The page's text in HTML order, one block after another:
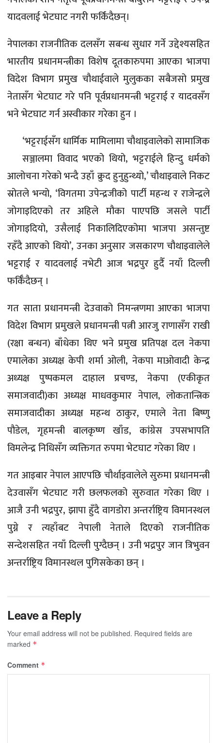
यादवलाई भेटघाट नगरी फर्किंदैछन्।
नेपालका राजनीतिक दलसँग सबन्ध सुधार गर्ने उद्देश्यसहित
भारतीय प्रधानमन्त्रीका विशेष दूतकारुपमा आएका भाजपा
विदेश विभाग प्रमुख चौथाईवाले मुलुकका सबैजसो प्रमुख
नेतासँग भेटघाट गरे पनि पूर्वप्रधानमन्त्री भट्टराई र यादवसँग
भने भेटघाट गर्न अस्वीकार गरेका हुन ।
‘भट्टराईसँग धार्मिक मामिलामा चौथाइवालेको सामाजिक
सञ्जालमा विवाद भएको थियो, भट्टराईले हिन्दु धर्मको
आलोचना गरेको भन्दै उहाँ क्रुद हुनुहुन्थ्यो,’ चौथाइवाले निकट
स्रोतले भन्यो, ‘विगतमा उपेन्द्रजीको पार्टी महन्थ र राजेन्द्रले
जोगाइदिएको तर अहिले मौका पाएपछि जसले पार्टी
जोगाइदियो, उसैलाई निकालिदिएकोमा भाजपा असन्तुष्ट
रहँदै आएको थियो’, उनका अनुसार जसकारण चौथाइवालेले
भट्टराई र यादवलाई नभेटी आज भद्रपुर हुदैँ नयाँ दिल्ली
फर्किँदैछन् ।
गत साता प्रधानमन्त्री देउवाको निमन्त्रणमा आएका भाजपा
विदेश विभाग प्रमुखले प्रधानमन्त्री पत्नी आरजु राणासँग राखी
(रक्षा बन्धन) बाँधेका थिए भने प्रमुख प्रतिपक्ष दल नेकपा
एमालेका अध्यक्ष केपी शर्मा ओली, नेकपा माओवादी केन्द्र
अध्यक्ष पुष्पकमल दाहाल प्रचण्ड, नेकपा (एकीकृत
समाजवादी)का अध्यक्ष माधवकुमार नेपाल, लोकतान्त्रिक
समाजवादीका अध्यक्ष महन्थ ठाकुर, एमाले नेता बिष्णु
पौडेल, गृहमन्त्री बालकृष्ण खाँड, कांग्रेस उपसभापति
विमलेन्द्र निधिसँग व्यक्तिगत रुपमा भेटघाट गरेका थिए ।
गत आइबार नेपाल आएपछि चौर्थाइवालेले सुरुमा प्रधानमन्त्री
देउवासँग भेटघाट गरी छलफलको सुरुवात गरेका थिए ।
आजै उनी भद्रपुर, झापा हुँदै वागडोरा अन्तर्राष्ट्रिय विमानस्थल
पुग्ने र त्यहाँबट नेपाली नेताले दिएको राजनीतिक
सन्देशसहित नयाँ दिल्ली पुग्दैछन् । उनी भद्रपुर जान त्रिभुवन
अन्तर्राष्ट्रिय विमानस्थल पुगिसकेका छन् ।
Leave a Reply
Your email address will not be published. Required fields are
marked *
Comment *